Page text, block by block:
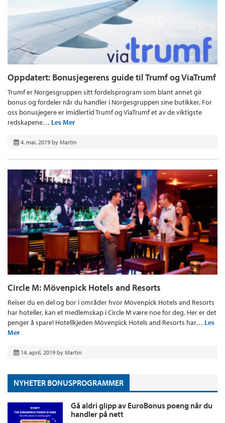
Oppdatert: Bonusjegerens guide til Trumf og ViaTrumf
Trumf er Norgesgruppen sitt fordelsprogram som blant annet gir
bonus og fordeler når du handler i Norgesgruppen sine butikker. For
oss bonusjegere er imidlertid Trumf og ViaTrumf et av de viktigste
redskapene… Les Mer
4. mai, 2019 by Martin
Circle M: Mövenpick Hotels and Resorts
Reiser du en del og bor i områder hvor Mövenpick Hotels and Resorts
har hoteller, kan et medlemskap i Circle M være noe for deg. Her er det
penger å spare! Hotellkjeden Mövenpick Hotels and Resorts har… Les
Mer
14. april, 2019 by Martin
NYHETER BONUSPROGRAMMER
Gå aldri glipp av EuroBonus poeng når du
handler på nett